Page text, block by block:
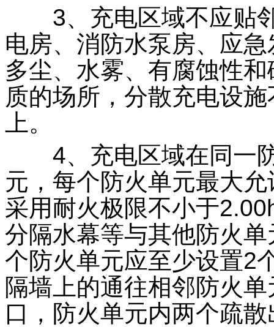
3、充电区域不应贴邻
电房、消防水泵房、应
多尘、水雾、有腐蚀性
质的场所，分散充电设
上。
4、充电区域在同一防
元，每个防火单元最大
采用耐火极限不小于
分隔水幕等与其他防火
个防火单元应至少设置2
隔墙上的通往相邻防火
口，防火单元内两个疏